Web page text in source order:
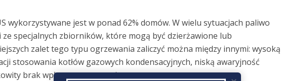
wykorzystywane jest w ponad 62% domów. W wielu sytuacjach paliwo
specjalnych zbiorników, które mogą być dzierżawione lub
zalet tego typu ogrzewania zaliczyć można między innymi: wysoką
stosowania kotłów gazowych kondensacyjnych, niską awaryjność
brak wpływu na otoczenie..